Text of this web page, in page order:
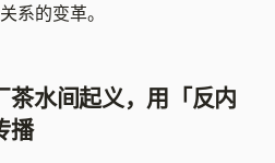
系的变革。
茶水间起义，用「反内
播